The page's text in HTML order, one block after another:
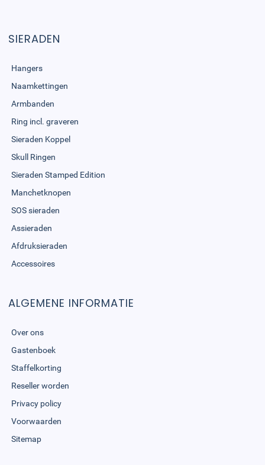
SIERADEN
Hangers
Naamkettingen
Armbanden
Ring incl. graveren
Sieraden Koppel
Skull Ringen
Sieraden Stamped Edition
Manchetknopen
SOS sieraden
Assieraden
Afdruksieraden
Accessoires
ALGEMENE INFORMATIE
Over ons
Gastenboek
Staffelkorting
Reseller worden
Privacy policy
Voorwaarden
Sitemap